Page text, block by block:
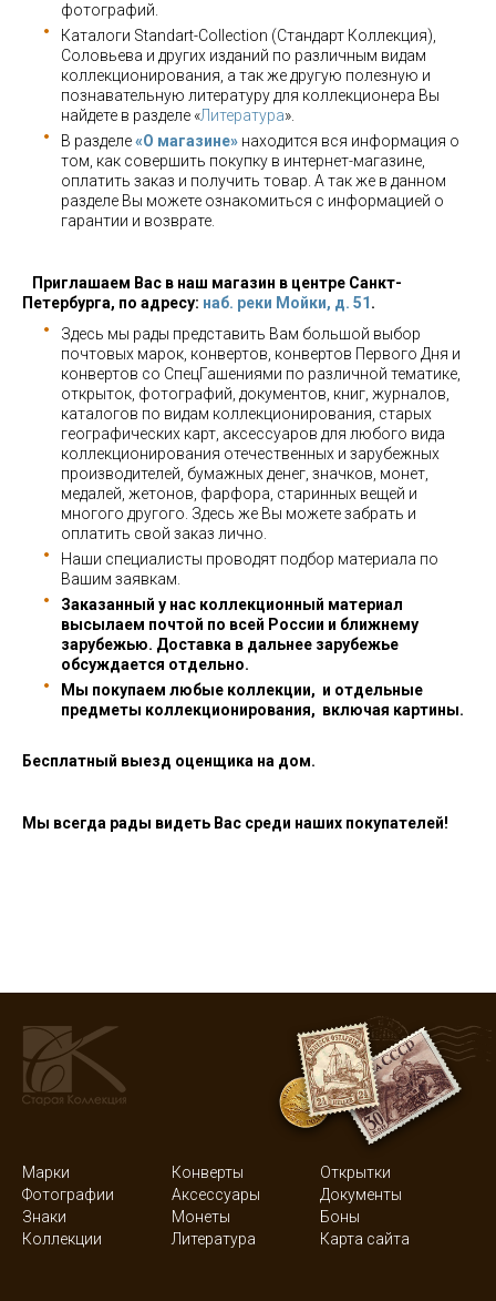
фотографий.
Каталоги Standart-Collection (Стандарт Коллекция),
Соловьева и других изданий по различным видам
коллекционирования, а так же другую полезную и
познавательную литературу для коллекционера Вы
найдете в разделе «Литература».
В разделе«О магазине» находится вся информация о
том, как совершить покупку в интернет-магазине,
оплатить заказ и получить товар. А так же в данном
разделе Вы можете ознакомиться с информацией о
гарантии и возврате.
Приглашаем Вас в наш магазин в центре Санкт-
Петербурга, по адресу: наб. реки Мойки, д. 51 .
Здесь мы рады представить Вам большой выбор
почтовых марок, конвертов, конвертов Первого Дня и
конвертов со СпецГашениями по различной тематике,
открыток, фотографий, документов, книг, журналов,
каталогов по видам коллекционирования, старых
географических карт, аксессуаров для любого вида
коллекционирования отечественных и зарубежных
производителей, бумажных денег, значков, монет,
медалей, жетонов, фарфора, старинных вещей и
многого другого. Здесь же Вы можете забрать и
оплатить свой заказ лично.
Наши специалисты проводят подбор материала по
Вашим заявкам.
Заказанный у нас коллекционный материал
высылаем почтой по всей России и ближнему
зарубежью. Доставка в дальнее зарубежье
обсуждается отдельно.
Мы покупаем любые коллекции, и отдельные
предметы коллекционирования, включая картины.
Бесплатный выезд оценщика на дом.
Мы всегда рады видеть Вас среди наших покупателей!
Марки Конверты
Открытки
Фотографии
Аксессуары
Документы
Знаки
Монеты
Боны
Коллекции
Литература Карта сайта